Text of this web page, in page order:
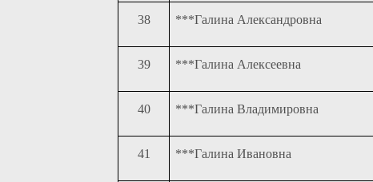
38 ***Галина Александровна
39 ***Галина Алексеевна
40 ***Галина Владимировна
41 ***Галина Ивановна